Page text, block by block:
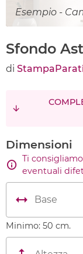
Esempio -
Sfondo
di
Dimensioni
Ti
eventuali
Minimo: 50 cm.